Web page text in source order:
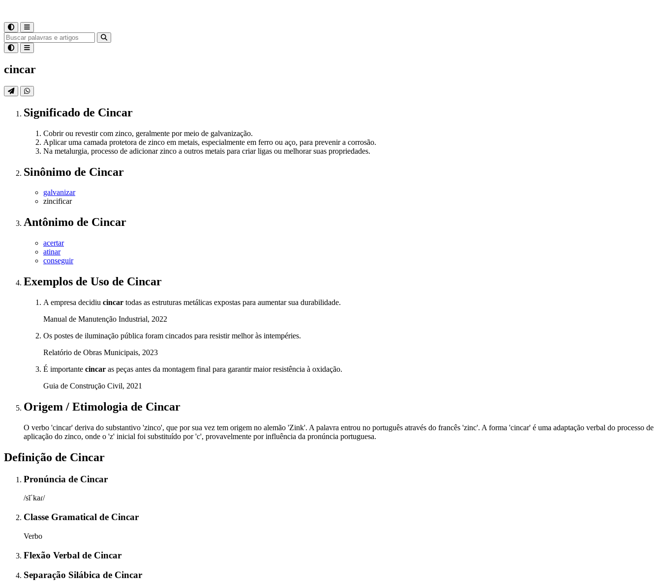
cincar
Significado de Cincar
Cobrir ou revestir com zinco, geralmente por meio de galvanização.
Aplicar uma camada protetora de zinco em metais, especialmente em ferro ou aço, para prevenir a corrosão.
Na metalurgia, processo de adicionar zinco a outros metais para criar ligas ou melhorar suas propriedades.
Sinônimo de Cincar
galvanizar
zincificar
Antônimo de Cincar
acertar
atinar
conseguir
Exemplos de Uso de Cincar
A empresa decidiu cincar todas as estruturas metálicas expostas para aumentar sua durabilidade.
Manual de Manutenção Industrial, 2022
Os postes de iluminação pública foram cincados para resistir melhor às intempéries.
Relatório de Obras Municipais, 2023
É importante cincar as peças antes da montagem final para garantir maior resistência à oxidação.
Guia de Construção Civil, 2021
Origem / Etimologia de Cincar
O verbo 'cincar' deriva do substantivo 'zinco', que por sua vez tem origem no alemão 'Zink'. A palavra entrou no português através do francês 'zinc'. A forma 'cincar' é uma adaptação verbal do processo de
aplicação do zinco, onde o 'z' inicial foi substituído por 'c', provavelmente por influência da pronúncia portuguesa.
Definição de Cincar
Pronúncia de Cincar
/sĩˈkaɾ/
Classe Gramatical de Cincar
Verbo
Flexão Verbal de Cincar
Separação Silábica de Cincar